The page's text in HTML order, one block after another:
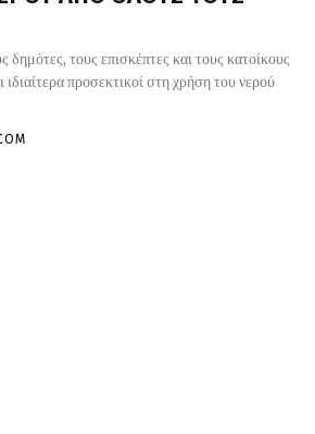
τους επισκέπτες και τους κατοίκους
ιδιαίτερα προσεκτικοί στη χρήση του νερού